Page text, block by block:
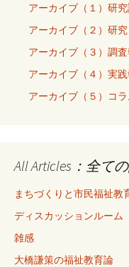
アーカイブ（１）研
アーカイブ（２）研究
アーカイブ（３）調
アーカイブ（４）実
アーカイブ（５）コ
All Articles：全
まちづくりと市民福祉教
ディスカッションルーム
雑感
大橋謙策の福祉教育論